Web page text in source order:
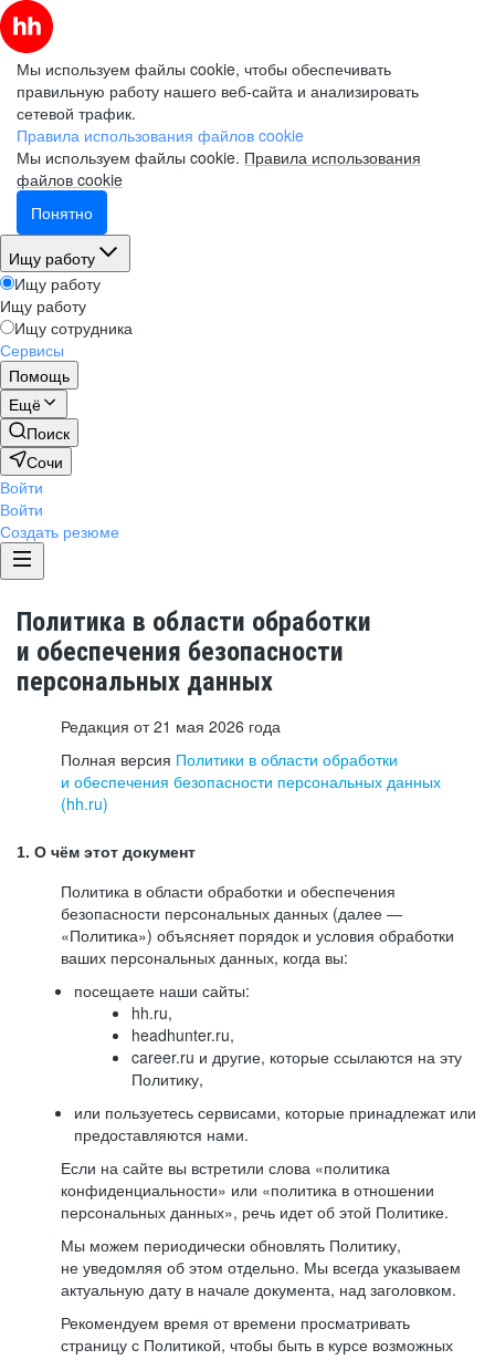
Мы используем файлы cookie, чтобы обеспечивать
правильную работу нашего веб-сайта и анализировать
сетевой трафик.
Правила использования файлов cookie
Мы используем файлы cookie. Правила использования
файлов cookie
Понятно
Ищу работу
Ищу работу
Ищу работу
Ищу сотрудника
Сервисы
Помощь
Ещё
Поиск
Сочи
Войти
Войти
Создать резюме
Политика в области обработки
и обеспечения безопасности
персональных данных
Редакция от 21 мая 2026 года
Полная версия Политики в области обработки
и обеспечения безопасности персональных данных
(hh.ru)
1. О чём этот документ
Политика в области обработки и обеспечения
безопасности персональных данных (далее —
«Политика») объясняет порядок и условия обработки
ваших персональных данных, когда вы:
посещаете наши сайты:
hh.ru,
headhunter.ru,
career.ru и другие, которые ссылаются на эту
Политику,
или пользуетесь сервисами, которые принадлежат или
предоставляются нами.
Если на сайте вы встретили слова «политика
конфиденциальности» или «политика в отношении
персональных данных», речь идет об этой Политике.
Мы можем периодически обновлять Политику,
не уведомляя об этом отдельно. Мы всегда указываем
актуальную дату в начале документа, над заголовком.
Рекомендуем время от времени просматривать
страницу с Политикой, чтобы быть в курсе возможных